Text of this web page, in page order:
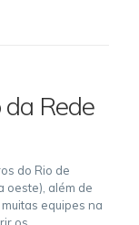
Rede
do Rio de
oeste), além de
equipes na